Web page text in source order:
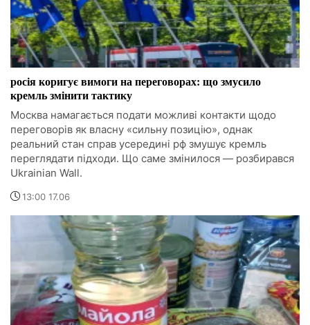
росія коригує вимоги на переговорах: що змусило
кремль змінити тактику
Москва намагається подати можливі контакти щодо
переговорів як власну «сильну позицію», однак
реальний стан справ усередині рф змушує кремль
переглядати підходи. Що саме змінилося — розбирався
Ukrainian Wall.
13:00 17.06